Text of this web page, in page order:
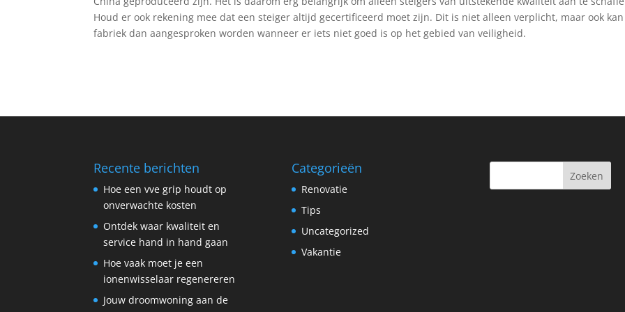
Houd er ook rekening mee dat een steiger altijd gecertificeerd moet zijn. Dit is niet alleen verplicht, maar ook kan
fabriek dan aangesproken worden wanneer er iets niet goed is op het gebied van veiligheid.
Recente berichten
Hoe een vve grip houdt op
onverwachte kosten
Ontdek waar kwaliteit en
service hand in hand gaan
Hoe vaak moet je een
ionenwisselaar regenereren
Jouw droomwoning aan de
Categorieën
Renovatie
Tips
Uncategorized
Vakantie